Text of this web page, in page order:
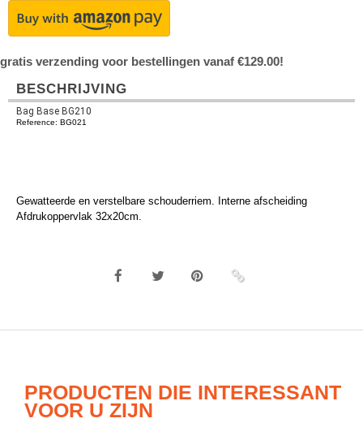
gratis verzending voor bestellingen vanaf €129.00!
BESCHRIJVING
Bag Base BG210
Reference: BG021
Gewatteerde en verstelbare schouderriem. Interne afscheiding
Afdrukoppervlak 32x20cm.
PRODUCTEN DIE INTERESSANT
VOOR U ZIJN